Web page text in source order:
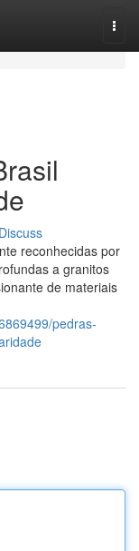
Discuss
reconhecidas por
a granitos
de materiais
pedras-